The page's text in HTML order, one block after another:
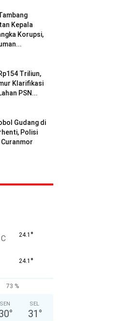
Kepala
Korupsi,
Triliun,
Klarifikasi
PSN...
Gudang di
Polisi
C 24.1 °
24.1 °
73 %
SEN
°
SEL
31 °